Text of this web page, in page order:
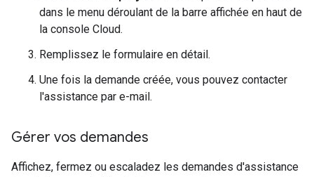
dans le menu déroulant de la barre affichée en haut de
la console Cloud.
Remplissez le formulaire en détail.
Une fois la demande créée, vous pouvez contacter
l'assistance par e-mail.
Gérer vos demandes
Affichez, fermez ou escaladez les demandes d'assistance